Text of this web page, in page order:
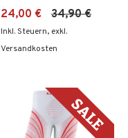
24,00 €
34,90 €
Inkl. Steuern, exkl.
Versandkosten